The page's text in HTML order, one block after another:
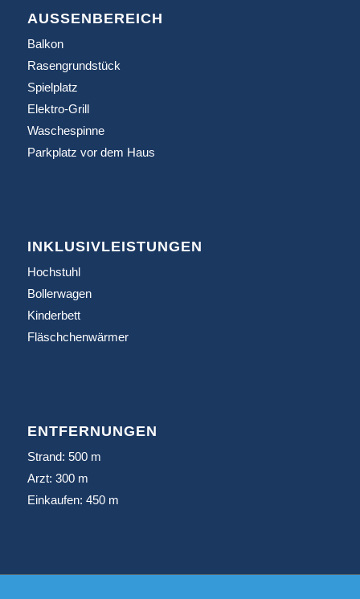
AUSSENBEREICH
Balkon
Rasengrundstück
Spielplatz
Elektro-Grill
Waschespinne
Parkplatz vor dem Haus
INKLUSIVLEISTUNGEN
Hochstuhl
Bollerwagen
Kinderbett
Fläschchenwärmer
ENTFERNUNGEN
Strand: 500 m
Arzt: 300 m
Einkaufen: 450 m